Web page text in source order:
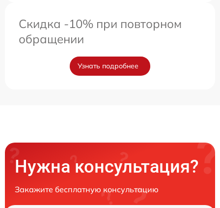
Скидка -10% при повторном
обращении
Узнать подробнее
Нужна консультация?
Закажите бесплатную консультацию